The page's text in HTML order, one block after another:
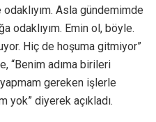
Asla gündemimde
odaklıyım. Emin ol, böyle.
Hiç de hoşuma gitmiyor”
“Benim adıma birileri
gereken işlerle
yok” diyerek açıkladı.